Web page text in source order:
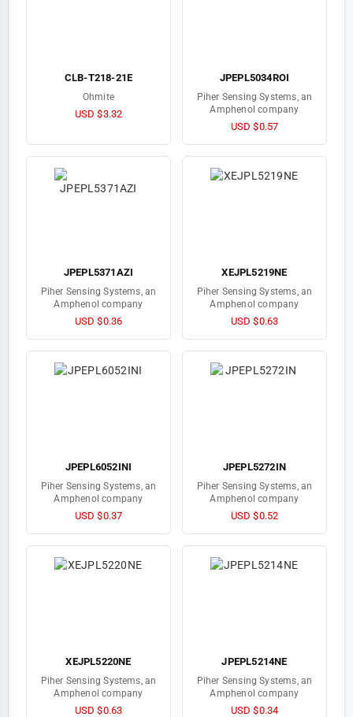
CLB-T218-21E
Ohmite
USD $3.32
JPEPL5034ROI
Piher Sensing Systems, an
Amphenol company
USD $0.57
JPEPL5371AZI
Piher Sensing Systems, an
Amphenol company
USD $0.36
XEJPL5219NE
Piher Sensing Systems, an
Amphenol company
USD $0.63
JPEPL6052INI
Piher Sensing Systems, an
Amphenol company
USD $0.37
JPEPL5272IN
Piher Sensing Systems, an
Amphenol company
USD $0.52
XEJPL5220NE
Piher Sensing Systems, an
Amphenol company
USD $0.63
JPEPL5214NE
Piher Sensing Systems, an
Amphenol company
USD $0.34